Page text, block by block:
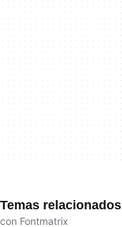
Temas relacionados
con Fontmatrix